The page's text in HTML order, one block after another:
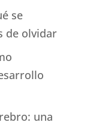
se
de olvidar
una